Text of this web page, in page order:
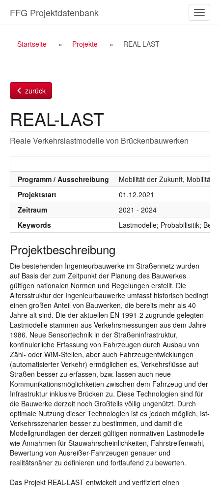
Inhalt
ein-/
FFG Projektdatenbank
Breadcrumb
Startseite Projekte REAL-LAST
zurück
REAL-LAST
Reale Verkehrslastmodelle von Brückenbauwerken
Programm / Ausschreibung
Mobilität der Zukunft, Mobilität
Projektstart
01.12.2021
Zeitraum
2021 - 2024
Keywords
Lastmodelle; Probabilisitik;
Projektbeschreibung
Die bestehenden Ingenieurbauwerke im Straßennetz wurden
auf Basis der zum Zeitpunkt der Planung des Bauwerkes
gültigen nationalen Normen und Regelungen erstellt. Die
Altersstruktur der Ingenieurbauwerke umfasst historisch bedingt
einen großen Anteil von Bauwerken, die bereits mehr als 40
Jahre alt sind. Die der aktuellen EN 1991-2 zugrunde gelegten
Lastmodelle stammen aus Verkehrsmessungen aus dem Jahre
1986. Neue Sensortechnik in der Straßeninfrastruktur,
kontinuierliche Erfassung von Fahrzeugen durch Ausbau von
Zähl- oder WIM-Stellen, aber auch Fahrzeugentwicklungen
(automatisierter Verkehr) ermöglichen es, Verkehrsflüsse auf
Straßen besser zu erfassen, bzw. lassen auch neue
Kommunikationsmöglichkeiten zwischen dem Fahrzeug und der
Infrastruktur inklusive Brücken zu. Diese Technologien sind für
die Bauwerke derzeit noch Großteils völlig ungenützt. Durch
optimale Nutzung dieser Technologien ist es jedoch möglich, Ist-
Verkehrsszenarien besser zu bestimmen, und damit die
Modellgrundlagen der derzeit gültigen normativen Lastmodelle
wie Annahmen für Stauwahrscheinlichkeiten, Fahrstreifenwahl,
Bewertung von Ausreißer-Fahrzeugen genauer und
realitätsnäher zu definieren und fortlaufend zu bewerten.
Das Projekt REAL-LAST entwickelt und verifiziert einen